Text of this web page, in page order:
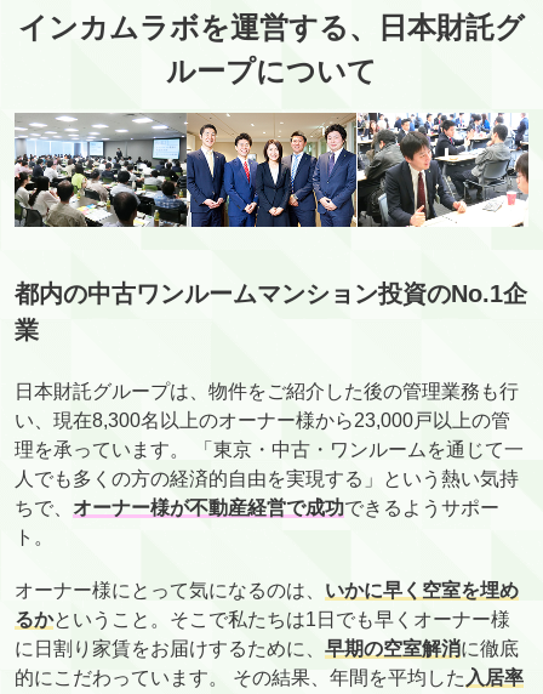
インカムラボを運営する、日本財託グ
ループについて
都内の中古ワンルームマンション投資のNo.1企
業
日本財託グループは、物件をご紹介した後の管理業務も行
い、現在8,300名以上のオーナー様から23,000戸以上の管
理を承っています。 「東京・中古・ワンルームを通じて一
人でも多くの方の経済的自由を実現する」という熱い気持
ちで、 オーナー様が不動産経営で成功できるようサポー
ト。
オーナー様にとって気になるのは、 いかに早く空室を埋め
るかということ。そこで私たちは1日でも早くオーナー様
に日割り家賃をお届けするために、 早期の空室解消に徹底
的にこだわっています。 その結果、年間を平均した 入居率